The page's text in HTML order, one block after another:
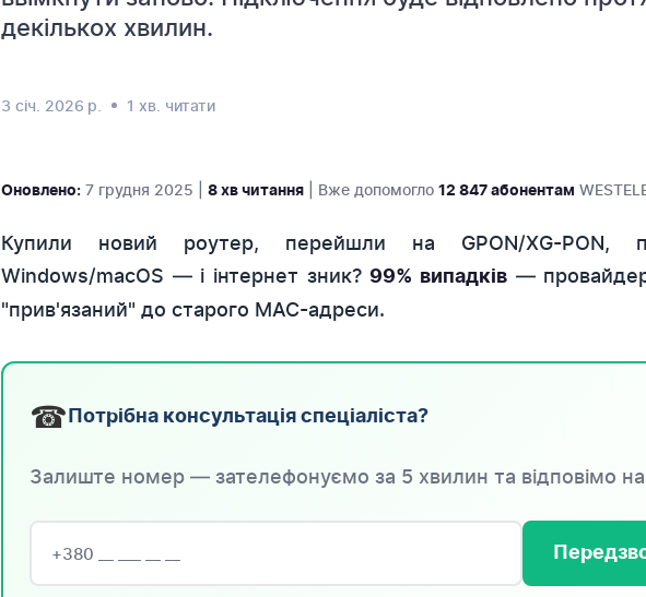
декількох хвилин.
3 січ. 2026 р. 1 хв. читати
Оновлено: 7 грудня 2025 | 8 хв читання | Вже допомогло 12 847 абонентам
Купили новий роутер, перейшли на GPON/XG-PON,
Windows/macOS — і інтернет зник? 99% випадків —
"прив'язаний" до старого MAC-адреси.
☎ Потрібна консультація спеціаліста?
Залиште номер — зателефонуємо за 5 хвилин та відповімо на